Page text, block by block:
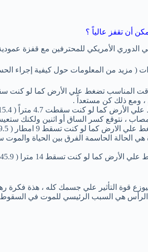
أن تقفز عالياً ؟
للمحترفين مع قفزة عمودية 70 سم ( 27.5 بوصة
( مزيد من المعلومات حول كيفية إجراء
، نتوقع كسر الساق أو اثنين ولكنك
سيوزع قوة التأثير علي جسمك كله ، هذة
هي السبب الرئيسي للموت في